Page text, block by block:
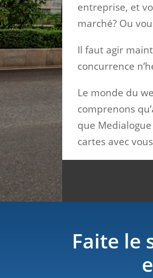
entreprise, et
marché? Ou
Il faut agir
concurrence
Le monde du
comprenons
que
cartes avec
Faite le